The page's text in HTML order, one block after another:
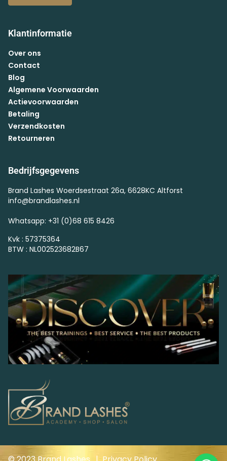
Klantinformatie
Over ons
Contact
Blog
Algemene Voorwaarden
Actievoorwaarden
Betaling
Verzendkosten
Retourneren
Bedrijfsgegevens
Brand Lashes Woerdsestraat 26a, 6628KC Altforst
info@brandlashes.nl
Whatsapp: +31 (0)68 615 8426
Kvk : 57375364
BTW : NL002523682B67